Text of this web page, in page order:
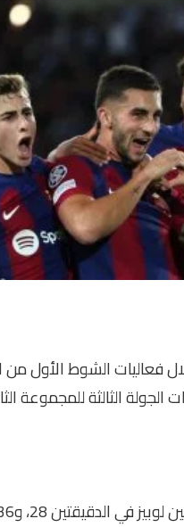
برشلونة ضد شاختار دونيتسك بنتيجة 2-0 خلال
الثالثة للمجموعة